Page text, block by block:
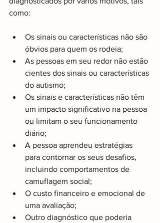
como:
Os sinais ou características não são
óbvios para quem os rodeia;
As pessoas em seu redor não estão
cientes dos sinais ou características
do autismo;
Os sinais e características não têm
um impacto significativo na pessoa
ou limitam o seu funcionamento
diário;
A pessoa aprendeu estratégias
para contornar os seus desafios,
incluindo comportamentos de
camuflagem social;
O custo financeiro e emocional de
uma avaliação;
Outro diagnóstico que poderia